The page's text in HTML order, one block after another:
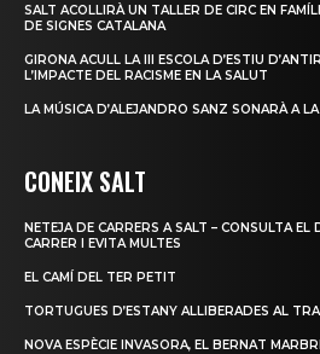
SALT ACOLLIRÀ UN TALLER DE CIRC EN
DE SIGNES CATALANA
GIRONA ACULL LA III ESCOLA D’ESTIU
L’IMPACTE DEL RACISME EN LA SALUT
LA MÚSICA D’ALEJANDRO SANZ SONARÀ A
CONEIX SALT
NETEJA DE CARRERS A SALT – CONSULTA EL
CARRER I EVITA MULTES
EL CAMÍ DEL TER PETIT
TORTUGUES D’ESTANY ALLIBERADES AL
NOVA ESPÈCIE INVASORA, EL BERNAT